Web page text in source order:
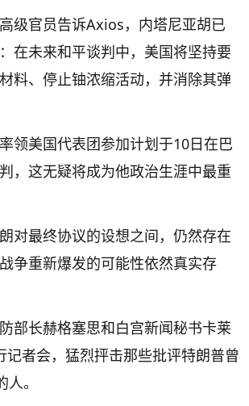
级官员告诉Axios，内塔尼亚胡已
在未来和平谈判中，美国将坚持要
料、停止铀浓缩活动，并消除其弹
领美国代表团参加计划于10日在巴
，这无疑将成为他政治生涯中最重
对最终协议的设想之间，仍然存在
争重新爆发的可能性依然真实存
部长赫格塞思和白宫新闻秘书卡莱
记者会，猛烈抨击那些批评特朗普曾
。